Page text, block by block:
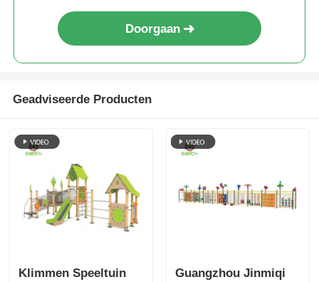
Doorgaan
Geadviseerde Producten
Klimmen Speeltuin
Guangzhou Jinmiqi